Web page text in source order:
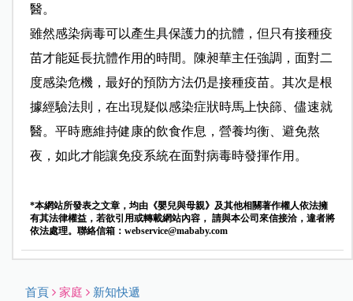
醫。
雖然感染病毒可以產生具保護力的抗體，但只有接種疫
苗才能延長抗體作用的時間。陳昶華主任強調，面對二
度感染危機，最好的預防方法仍是接種疫苗。其次是根
據經驗法則，在出現疑似感染症狀時馬上快篩、儘速就
醫。平時應維持健康的飲食作息，營養均衡、避免熬
夜，如此才能讓免疫系統在面對病毒時發揮作用。
*本網站所發表之文章，均由《嬰兒與母親》及其他相關著作權人依法擁
有其法律權益，若欲引用或轉載網站內容， 請與本公司來信接洽，違者將
依法處理。聯絡信箱： webservice@mababy.com
首頁 家庭 新知快遞